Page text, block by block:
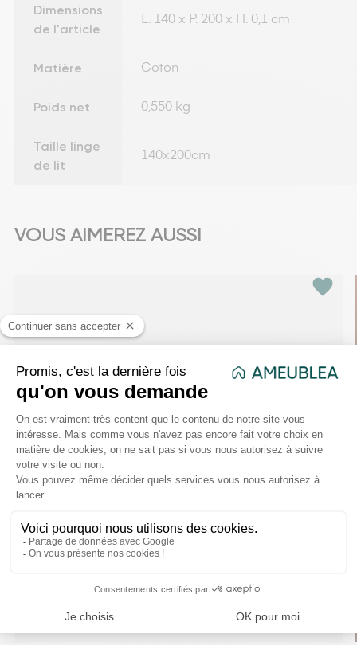
Dimensions
de l'article
L. 140 x P. 200 x H. 0,1 cm
Matière Coton
Poids net 0,550 kg
Taille linge
de lit
140x200cm
VOUS AIMEREZ AUSSI
favorite